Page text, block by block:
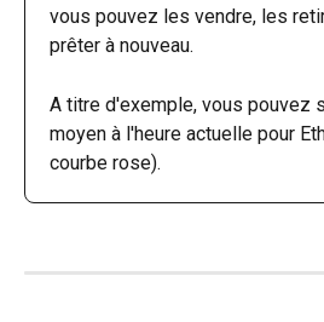
vous pouvez les vendre, les
prêter à nouveau.
A titre d'exemple, vous pouvez
moyen à l'heure actuelle pour
courbe rose).